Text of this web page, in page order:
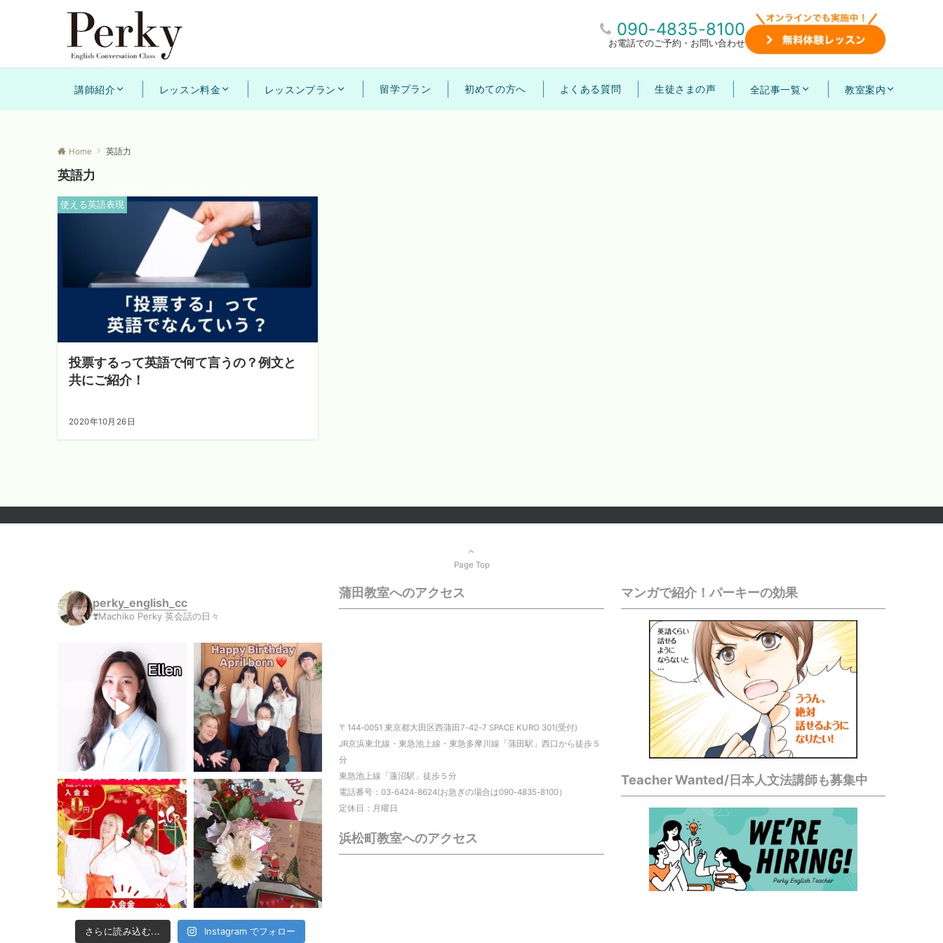
090-4835-8100
お電話でのご予約・お問い合わせ
講師紹介 レッスン料金 レッスンプラン 留学プラン 初めての方へ よくある質問 生徒さまの声 全記事一覧 教室案内
Home 英語力
英語力
使える英語表現
投票するって英語で何て言うの？例文と
共にご紹介！
2020年10月26日
Page Top
perky_english_cc
❣️Machiko Perky 英会話の日々
さらに読み込む... Instagram でフォロー
蒲田教室へのアクセス
〒144-0051 東京都大田区西蒲田7-42-7 SPACE KURO 301(受付)
JR京浜東北線・東急池上線・東急多摩川線「蒲田駅」西口から徒歩５
分
東急池上線「蓮沼駅」徒歩５分
電話番号：03-6424-8624(お急ぎの場合は090-4835-8100）
定休日：月曜日
浜松町教室へのアクセス
マンガで紹介！パーキーの効果
Teacher Wanted/日本人文法講師も募集中